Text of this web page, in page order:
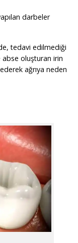
darbeler
tedavi edilmediği
oluşturan irin
ağrıya neden